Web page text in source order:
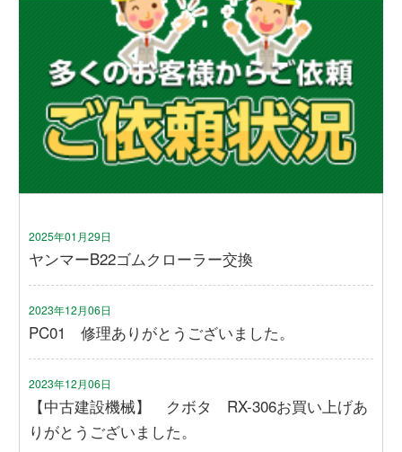
2025年01月29日
ヤンマーB22ゴムクローラー交換
2023年12月06日
PC01 修理ありがとうございました。
2023年12月06日
【中古建設機械】 クボタ RX-306お買い上げあ
りがとうございました。